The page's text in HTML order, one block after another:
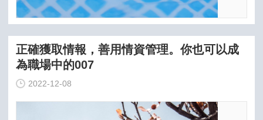
正確獲取情報，善用情資管理。你也可以成
為職場中的007
2022-12-08